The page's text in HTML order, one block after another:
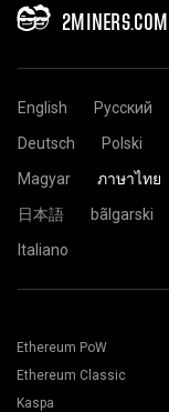
2MINERS.COM
English Русский
Deutsch
Polski
Magyar
ภาษาไทย
日本語
bãlgarski
Italiano
Ethereum PoW
Ethereum Classic
Kaspa